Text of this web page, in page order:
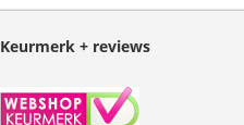
Keurmerk + reviews